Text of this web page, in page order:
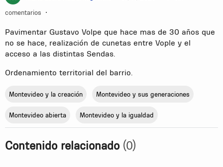
comentarios
•
Pavimentar Gustavo Volpe que hace mas de 30 años que
no se hace, realización de cunetas entre Vople y el
acceso a las distintas Sendas.
Ordenamiento territorial del barrio.
Montevideo y la creación Montevideo y sus generaciones
Montevideo abierta Montevideo y la igualdad
Contenido relacionado (0)